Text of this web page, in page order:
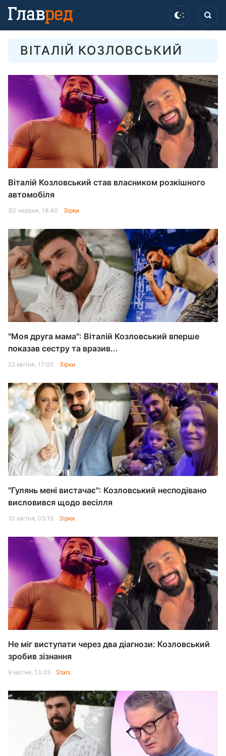
ВІТАЛІЙ КОЗЛОВСЬКИЙ
Віталій Козловський став власником розкішного
автомобіля
30 червня, 18:40 Зірки
"Моя друга мама": Віталій Козловський вперше
показав сестру та вразив...
22 квітня, 17:00 Зірки
"Гулянь мені вистачає": Козловський несподівано
висловився щодо весілля
10 квітня, 05:15 Зірки
Не міг виступати через два діагнози: Козловський
зробив зізнання
9 квітня, 13:35 Stars